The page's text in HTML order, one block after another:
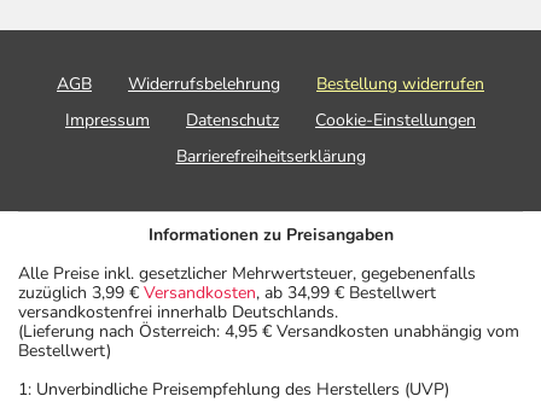
Dosierung
Text Personen Einzeldosis Gesamtdosis Zeitpunkt
Mahlzeit
Anwendungshinweise
Die Gesamtdosis sollte nicht ohne Rücksprache mit
einem Arzt oder Apotheker überschritten werden.
AGB Widerrufsbelehrung
Bestellung widerrufen
Impressum
Datenschutz
Cookie-Einstellungen
Barrierefreiheitserklärung
Informationen zu Preisangaben
Alle Preise inkl. gesetzlicher Mehrwertsteuer, gegebenenfalls
zuzüglich 3,99 € Versandkosten, ab 34,99 € Bestellwert
versandkostenfrei innerhalb Deutschlands.
(Lieferung nach Österreich: 4,95 € Versandkosten unabhängig vom
Bestellwert)
1: Unverbindliche Preisempfehlung des Herstellers (UVP)